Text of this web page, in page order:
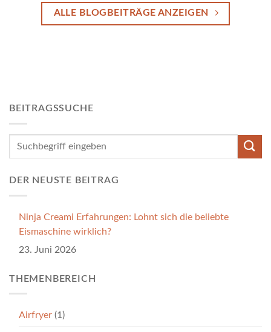
ALLE BLOGBEITRÄGE ANZEIGEN
BEITRAGSSUCHE
DER NEUSTE BEITRAG
Ninja Creami Erfahrungen: Lohnt sich die beliebte
Eismaschine wirklich?
23. Juni 2026
THEMENBEREICH
Airfryer (1)